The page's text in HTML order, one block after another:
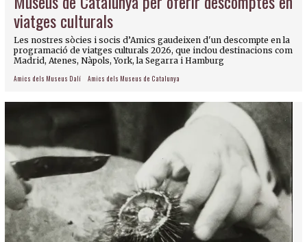
viatges culturals
Les nostres sòcies i socis d’Amics gaudeixen d'un descompte en la
programació de viatges culturals 2026, que inclou destinacions com
Madrid, Atenes, Nàpols, York, la Segarra i Hamburg
Amics dels Museus Dalí Amics dels Museus de Catalunya